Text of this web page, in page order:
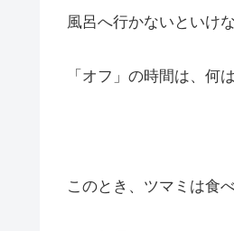
風呂へ行かないといけ
「オフ」の時間は、何
このとき、ツマミは食